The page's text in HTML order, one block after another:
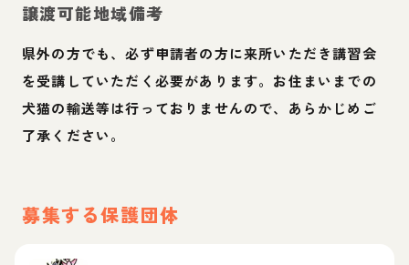
譲渡可能地域備考
県外の方でも、必ず申請者の方に来所いただき講習会
を受講していただく必要があります。お住まいまでの
犬猫の輸送等は行っておりませんので、あらかじめご
了承ください。
募集する保護団体